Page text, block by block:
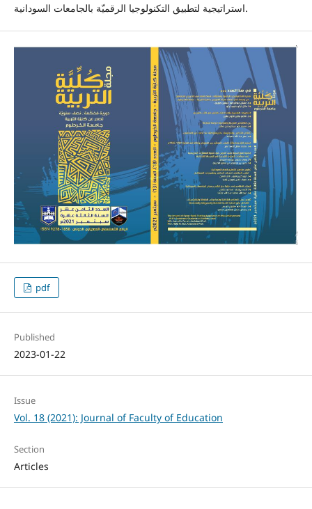
استراتيجية لتطبيق التكنولوجيا الرقميّة بالجامعات السودانية.
pdf
Published
2023-01-22
Issue
Vol. 18 (2021): Journal of Faculty of Education
Section
Articles